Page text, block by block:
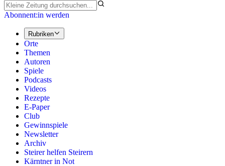
Abonnent:in werden
Rubriken
Orte
Themen
Autoren
Spiele
Podcasts
Videos
Rezepte
E-Paper
Club
Gewinnspiele
Newsletter
Archiv
Steirer helfen Steirern
Kärntner in Not